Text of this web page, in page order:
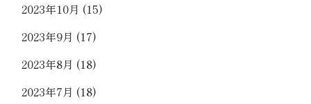
2023年10月 (15)
2023年9月 (17)
2023年8月 (18)
2023年7月 (18)